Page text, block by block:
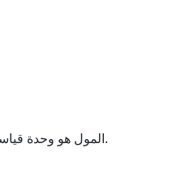
المول هو وحدةكيانًا (ذرات أو جزيئات أو أيونات) لمادة ما.